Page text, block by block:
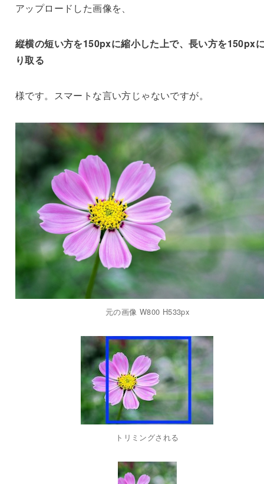
アップロードした画像を、
縦横の短い方を150pxに縮小した上で、長い方を150px
り取る
様です。スマートな言い方じゃないですが。
元の画像 W800 H533px
トリミングされる